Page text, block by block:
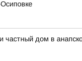
дом в